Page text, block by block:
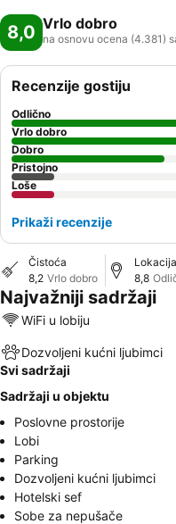
8,0 Vrlo dobro
na osnovu ocena (4.381)
Recenzije gostiju
Odlično
Vrlo dobro
Dobro
Pristojno
Loše
Prikaži recenzije
Čistoća
8,2 Vrlo dobro
Lokacija
8,8
Najvažniji sadržaji
WiFi u lobiju
Dozvoljeni kućni ljubimci
Svi sadržaji
Sadržaji u objektu
Poslovne prostorije
Lobi
Parking
Dozvoljeni kućni ljubimci
Hotelski sef
Sobe za nepušače